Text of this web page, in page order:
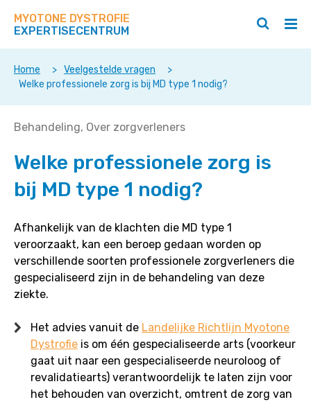
direct
op
deze
MYOTONE DYSTROFIE
EXPERTISECENTRUM
/
Zoeken
/
Home > Veelgestelde vragen
>
Welke professionele zorg is bij MD type 1 nodig?
Welke
zorg
bij
type
1
nodig?
Behandeling Over zorgverleners
Welke professionele zorg is
bij MD type 1 nodig?
Afhankelijk van de klachten die MD type 1
veroorzaakt, kan een beroep gedaan worden op
verschillende soorten professionele zorgverleners die
gespecialiseerd zijn in de behandeling van deze
ziekte.
Het advies vanuit de Landelijke Richtlijn Myotone
Dystrofie is om één gespecialiseerde arts (voorkeur
gaat uit naar een gespecialiseerde neuroloog of
revalidatiearts) verantwoordelijk te laten zijn voor
het behouden van overzicht, omtrent de zorg van